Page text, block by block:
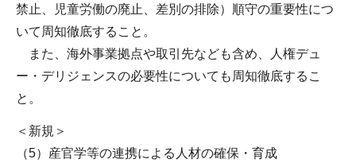
禁止、児童労働の廃止、差別の排除）順守の重要性につ
いて周知徹底すること。
また、海外事業拠点や取引先なども含め、人権デュ
ー・デリジェンスの必要性についても周知徹底するこ
と。
＜新規＞
（5）産官学等の連携による人材の確保・育成